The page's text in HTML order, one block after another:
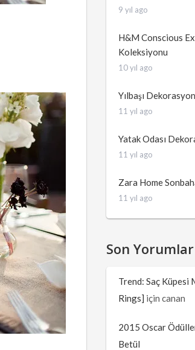
9 yıl ago
H&M Conscious
Koleksiyonu
10 yıl ago
Yılbaşı
11 yıl ago
Yatak Odası
11 yıl ago
Zara Home
11 yıl ago
Son Yorumlar
Trend: Saç
Rings] için canan
2015 Oscar
Betül